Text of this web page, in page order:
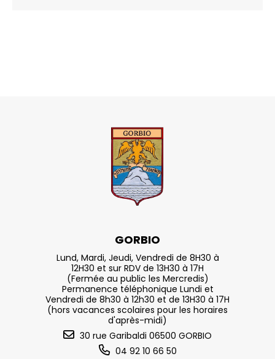
GORBIO
Lund, Mardi, Jeudi, Vendredi de 8H30 à
12H30 et sur RDV de 13H30 à 17H
(Fermée au public les Mercredis)
Permanence téléphonique Lundi et
Vendredi de 8h30 à 12h30 et de 13H30 à 17H
(hors vacances scolaires pour les horaires
d'après-midi)
30 rue Garibaldi 06500 GORBIO
04 92 10 66 50